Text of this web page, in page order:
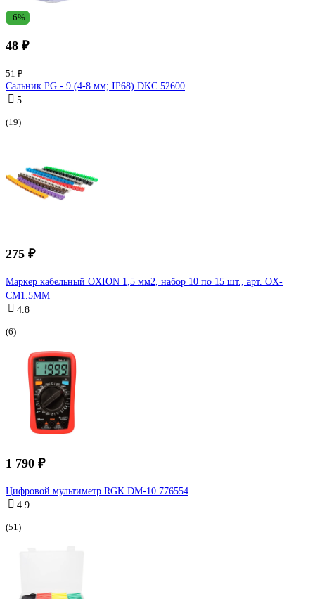
-6%
48 ₽
51 ₽
Сальник PG - 9 (4-8 мм; IP68) DKC 52600
5
(19)
275 ₽
Маркер кабельный OXION 1,5 мм2, набор 10 по 15 шт., арт. OX-
CM1.5MM
4.8
(6)
1 790 ₽
Цифровой мультиметр RGK DM-10 776554
4.9
(51)